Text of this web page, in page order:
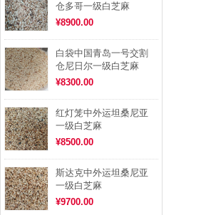
仓多哥一级白芝麻
¥8900.00
白袋中国青岛一号交割
仓尼日尔一级白芝麻
¥8300.00
红灯笼中外运坦桑尼亚
一级白芝麻
¥8500.00
斯达克中外运坦桑尼亚
一级白芝麻
¥9700.00